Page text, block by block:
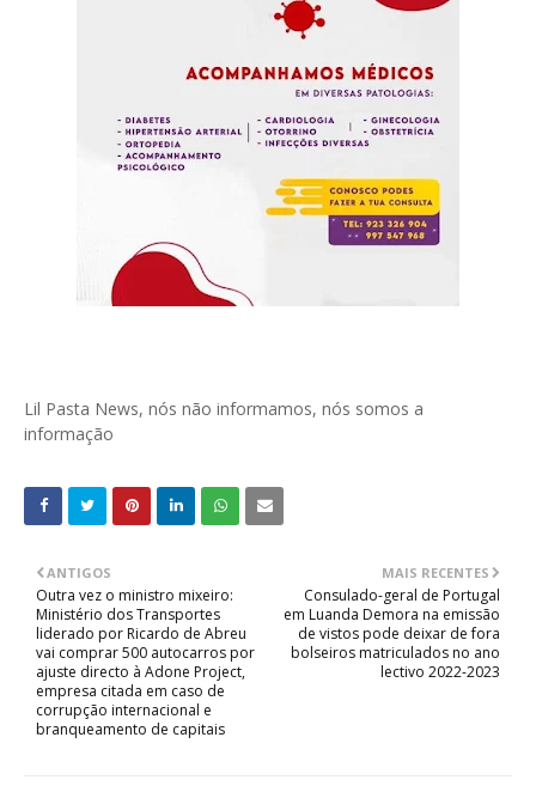
Lil Pasta News, nós não informamos, nós somos a
informação
MAIS RECENTES
Consulado-geral de Portugal
em Luanda Demora na emissão
de vistos pode deixar de fora
bolseiros matriculados no ano
lectivo 2022-2023
ANTIGOS
Outra vez o ministro mixeiro:
Ministério dos Transportes
liderado por Ricardo de Abreu
vai comprar 500 autocarros por
ajuste directo à Adone Project,
empresa citada em caso de
corrupção internacional e
branqueamento de capitais